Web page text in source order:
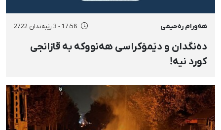
هەورام رەحیمی 17:58 - 3 رێبەندان 2722
دەنگدان و دێمۆکراسی هەنووکە بە قازانجی
کورد نیە!